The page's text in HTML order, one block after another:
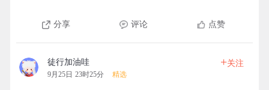
分享 评论 点赞
徒行加油哇
9月25日 23时25分 精选
+关注